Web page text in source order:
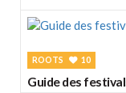
ROOTS 10
Guide des